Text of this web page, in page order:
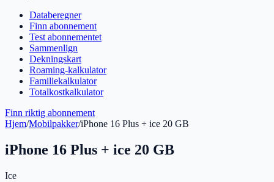
Databeregner
Finn abonnement
Test abonnementet
Sammenlign
Dekningskart
Roaming-kalkulator
Familiekalkulator
Totalkostkalkulator
Finn riktig abonnement
Hjem/Mobilpakker/iPhone 16 Plus + ice 20 GB
iPhone 16 Plus + ice 20 GB
Ice